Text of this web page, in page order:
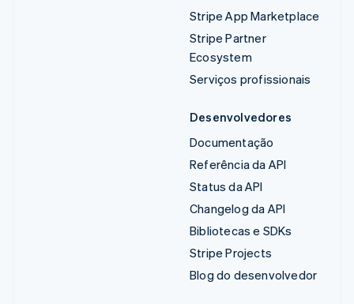
Stripe App Marketplace
Stripe Partner
Ecosystem
Serviços profissionais
Desenvolvedores
Documentação
Referência da API
Status da API
Changelog da API
Bibliotecas e SDKs
Stripe Projects
Blog do desenvolvedor